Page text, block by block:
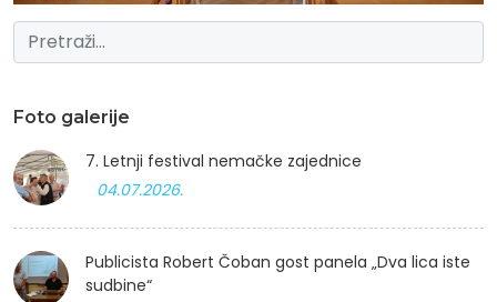
Foto galerije
7. Letnji festival nemačke zajednice
04.07.2026.
Publicista Robert Čoban gost panela „Dva lica iste
sudbine“